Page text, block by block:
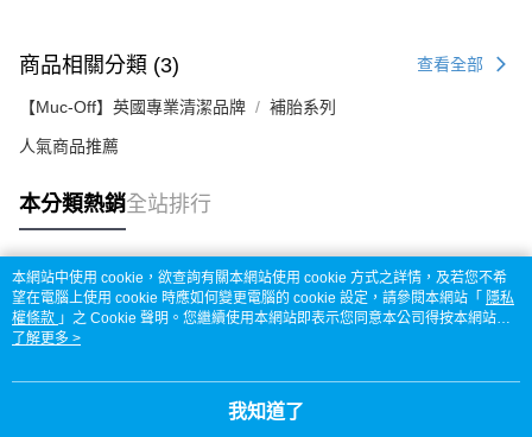
商品相關分類 (3) 查看全部
【Muc-Off】英國專業清潔品牌 補胎系列
人氣商品推薦
本分類熱銷全站排行
熱門標籤
本網站中使用 cookie，欲查詢有關本網站使用 cookie 方式之詳情，及若您不希
望在電腦上使用 cookie 時應如何變更電腦的 cookie 設定，請參閱本網站「 隱私
權條款 」之 Cookie 聲明。您繼續使用本網站即表示您同意本公司得按本網站使
用條款之 Cookie 聲明使用 cookie。
了解更多 >
我知道了